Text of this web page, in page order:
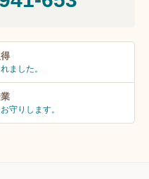
ました。
守りします。